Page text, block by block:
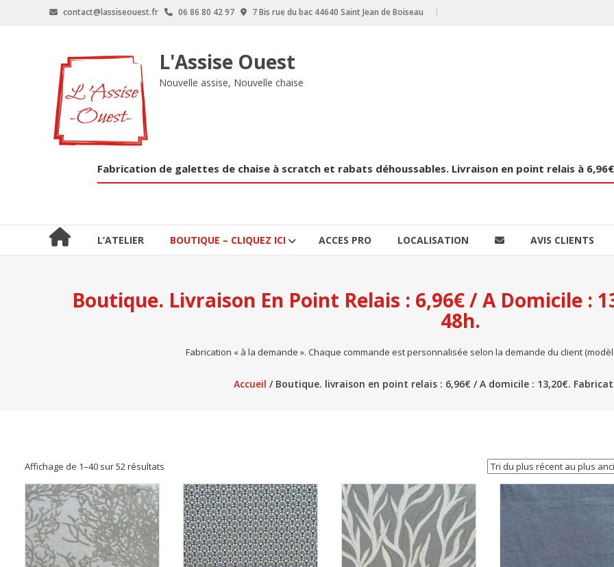
contact@lassiseouest.fr 06 86 80 42 97 7 Bis rue du bac 44640 Saint Jean de Boiseau
L'Assise Ouest
Nouvelle assise, Nouvelle chaise
Fabrication de galettes de chaise à scratch et rabats déhoussables. Livraison en point relais à
L’ATELIER BOUTIQUE – CLIQUEZ ICI ACCES PRO LOCALISATION AVIS CLIENTS
Boutique. Livraison En Point Relais : 6,96€ / A Domicile :
48h.
Fabrication « à la demande ». Chaque commande est personnalisée selon la demande du client
Accueil / Boutique. livraison en point relais : 6,96€ / A domicile : 13,20€.
Affichage de 1–40 sur 52 résultats
récent
ancien